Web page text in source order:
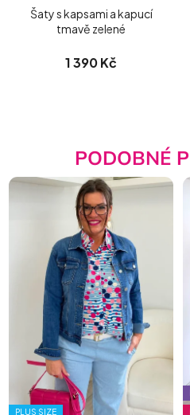
Šaty s kapsami a kapucí
tmavě zelené
1 390 Kč
PODOBNÉ
PLUS SIZE